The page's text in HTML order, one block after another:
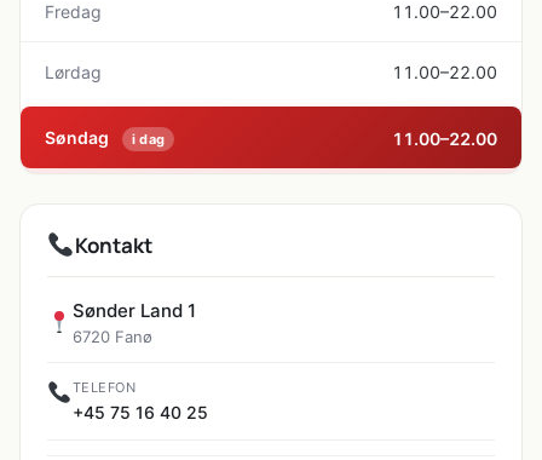
Fredag 11.00–22.00
Lørdag 11.00–22.00
Søndag i dag 11.00–22.00
Kontakt
Sønder Land 1
6720 Fanø
TELEFON
+45 75 16 40 25